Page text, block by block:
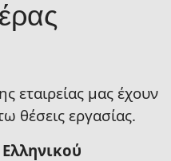
εταιρείας μας έχουν
θέσεις εργασίας.